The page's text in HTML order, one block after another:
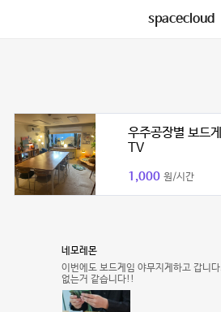
spacecloud
우주공장별 보드
TV
1,000 원/시간
네모레몬
이번에도 보드게임 야무지게하고 갑니
없는거 같습니다!!